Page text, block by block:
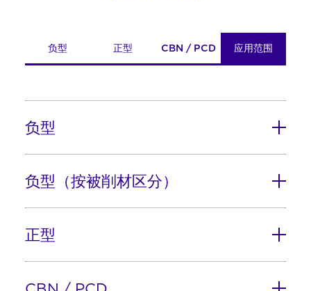
负型 正型 CBN / PCD 应用范围
负型
负型（按被削材区分）
正型